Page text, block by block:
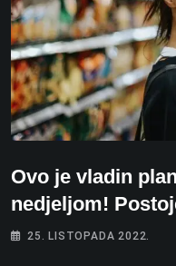
Ovo je vladin
nedjeljom!
25. LISTOPADA 2022.